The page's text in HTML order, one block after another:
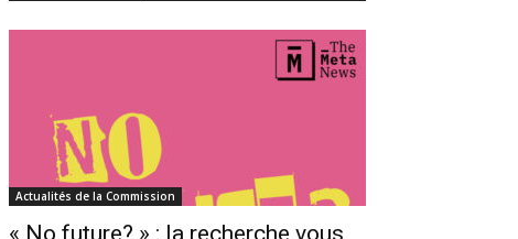
Actualités de la Commission
« No future? » : la recherche vous